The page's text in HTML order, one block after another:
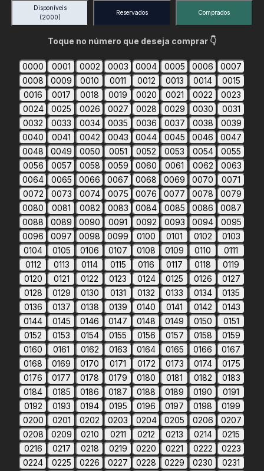
Disponíveis
(2000)
Reservados Comprados
Toque no número que deseja comprar 👇
0000 0001 0002 0003 0004 0005 0006
0007
0008
0009 0010 0011 0012 0013 0014
0015
0016
0017 0018 0019 0020 0021 0022
0023
0024
0025 0026 0027 0028 0029 0030
0031
0032
0033 0034 0035 0036 0037 0038
0039
0040
0041 0042 0043 0044 0045 0046
0047
0048
0049 0050 0051 0052 0053 0054
0055
0056
0057 0058 0059 0060 0061 0062
0063
0064
0065 0066 0067 0068 0069 0070
0071
0072
0073 0074 0075 0076 0077 0078
0079
0080
0081 0082 0083 0084 0085 0086
0087
0088
0089 0090 0091 0092 0093 0094
0095
0096
0097 0098 0099 0100 0101 0102
0103
0104
0105 0106 0107 0108 0109 0110
0111
0112
0113 0114 0115 0116 0117 0118
0119
0120
0121 0122 0123 0124 0125 0126
0127
0128
0129 0130 0131 0132 0133 0134
0135
0136
0137 0138 0139 0140 0141 0142
0143
0144
0145 0146 0147 0148 0149 0150
0151
0152
0153 0154 0155 0156 0157 0158
0159
0160
0161 0162 0163 0164 0165 0166
0167
0168
0169 0170 0171 0172 0173 0174
0175
0176
0177 0178 0179 0180 0181 0182
0183
0184
0185 0186 0187 0188 0189 0190
0191
0192
0193 0194 0195 0196 0197 0198
0199
0200
0201 0202 0203 0204 0205 0206
0207
0208
0209 0210 0211 0212 0213 0214
0215
0216
0217 0218 0219 0220 0221 0222
0223
0224
0225 0226 0227 0228 0229 0230
0231